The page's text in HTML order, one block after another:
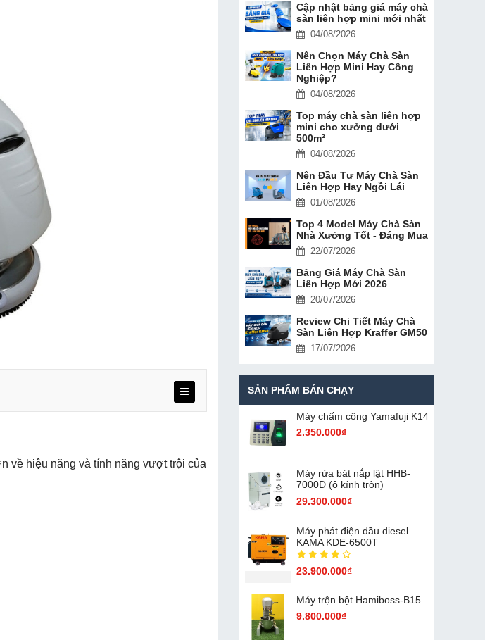
về hiệu năng và tính năng vượt trội của
Cập nhật bảng giá máy chà
sàn liên hợp mini mới nhất
04/08/2026
Nên Chọn Máy Chà Sàn
Liên Hợp Mini Hay Công
Nghiệp?
04/08/2026
Top máy chà sàn liên hợp
mini cho xưởng dưới
500m²
04/08/2026
Nên Đầu Tư Máy Chà Sàn
Liên Hợp Hay Ngồi Lái
01/08/2026
Top 4 Model Máy Chà Sàn
Nhà Xưởng Tốt - Đáng Mua
22/07/2026
Bảng Giá Máy Chà Sàn
Liên Hợp Mới 2026
20/07/2026
Review Chi Tiết Máy Chà
Sàn Liên Hợp Kraffer GM50
17/07/2026
SẢN PHẨM BÁN CHẠY
Máy chấm cô​ng Yamafuji K14
2.350.000₫
Máy rửa bát nắp lật HHB-
7000D (ô kính tròn)
29.300.000₫
Máy phát điện dầu diesel
KAMA KDE-6500T
23.900.000₫
Máy trộn bột Hamiboss-B15
9.800.000₫